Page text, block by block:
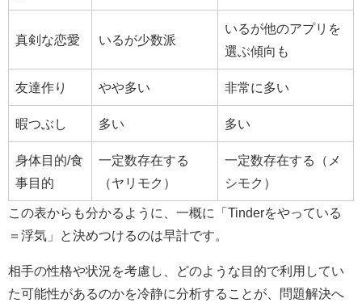
真剣な恋愛 いるが少数派
いるが他のアプリを
選ぶ傾向も
友達作り やや多い 非常に多い
暇つぶし 多い 多い
身体目的/食
事目的
一定数存在する
（ヤリモク）
一定数存在する（メ
シモク）
この表からも分かるように、一概に「Tinderをやっている
＝浮気」と決めつけるのは早計です。
相手の性格や状況を考慮し、どのような目的で利用してい
た可能性があるのかを冷静に分析することが、問題解決へ